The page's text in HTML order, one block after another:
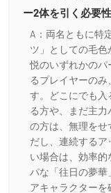
ー2体を引く必要
A：両名ともに特
ツ」としての毛
悦のいずれかのパ
るプレイヤーの
す。どこにでも入
る方や、まだ主
の方は、無理をせ
だし、連続する
い場合は、効率的
パな「往日の夢華
アキャラクターを